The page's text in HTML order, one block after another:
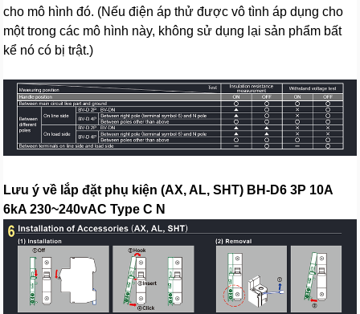
cho mô hình đó. (Nếu điện áp thử được vô tình áp dụng cho
một trong các mô hình này, không sử dụng lại sản phẩm bất
kể nó có bị trật.)
Lưu ý về lắp đặt phụ kiện (AX, AL, SHT) BH-D6 3P 10A
6kA 230~240vAC Type C N